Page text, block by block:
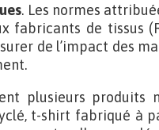
. Les normes
fabricants de tissus
de l’impact des
plusieurs produits
t-shirt fabriqué à